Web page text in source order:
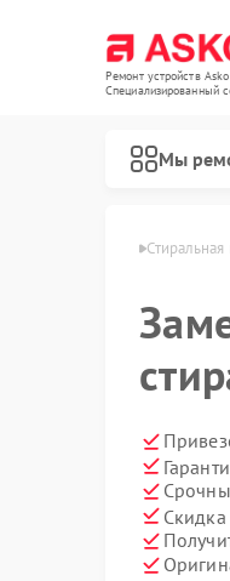
Ремонт устройств Asko
Специализированный
Мы
Asko в Томске